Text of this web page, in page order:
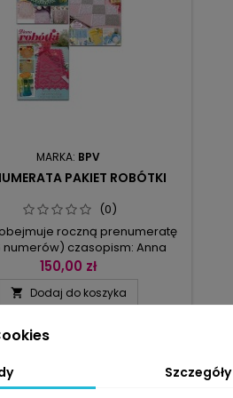
MARKA: BPV
PAKIET ROBÓTKI
(0)
roczną prenumeratę
numerów) czasopism: Anna
Diana Robótki i Sabrina
150,00 zł
 Dodaj do koszyka
1 z 1 pozycji
Szczegóły